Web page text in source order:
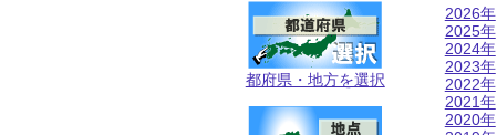
都府県・地方を選択
2026年
2025年
2024年
2023年
2022年
2021年
2020年